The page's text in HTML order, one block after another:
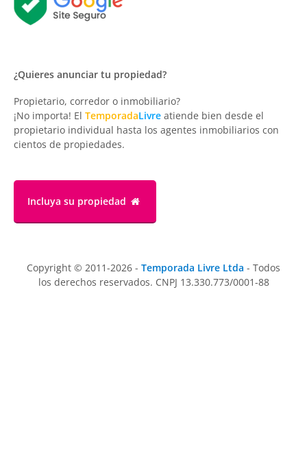
¿Quieres anunciar tu propiedad?
Propietario, corredor o inmobiliario?
¡No importa! El TemporadaLivre atiende bien desde el
propietario individual hasta los agentes inmobiliarios con
cientos de propiedades.
Incluya su propiedad
Copyright © 2011-2026 - Temporada Livre Ltda - Todos
los derechos reservados. CNPJ 13.330.773/0001-88